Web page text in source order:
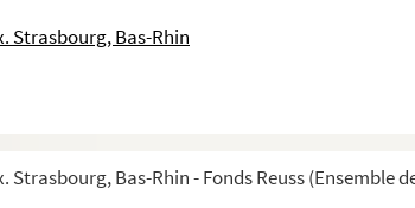
Strasbourg, Bas-Rhin
Bas-Rhin - Fonds Reuss (Ensemble
du Bas-Rhin
des doubles des thèses envoyés à la bibliothè...